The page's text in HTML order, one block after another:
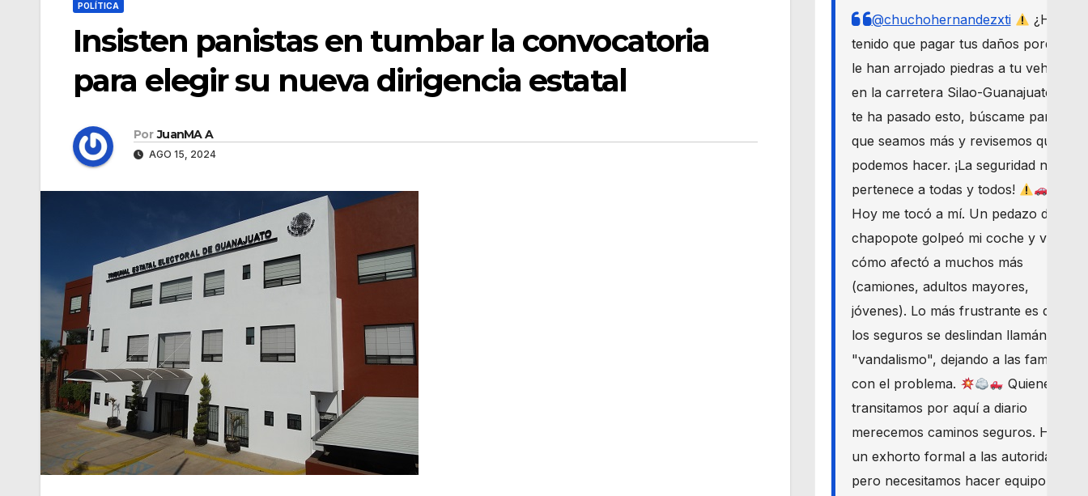
POLÍTICA
Insisten panistas en tumbar la convocatoria
para elegir su nueva dirigencia estatal
Por JuanMA A
AGO 15, 2024
@chuchohernandezxti
¿Has
tenido que pagar tus daños porque
le han arrojado piedras a tu vehículo
en la carretera Silao-Guanajuato? Si
te ha pasado esto, búscame para
que seamos más y revisemos qué
podemos hacer. ¡La seguridad nos
pertenece a todas y todos!
Hoy me tocó a mí. Un pedazo de
chapopote golpeó mi coche y vi
cómo afectó a muchos más
(camiones, adultos mayores,
jóvenes). Lo más frustrante es que
los seguros se deslindan llamándolo
"vandalismo", dejando a las familias
con el problema.
Quienes
transitamos por aquí a diario
merecemos caminos seguros. Haré
un exhorto formal a las autoridades,
pero necesitamos hacer equipo.